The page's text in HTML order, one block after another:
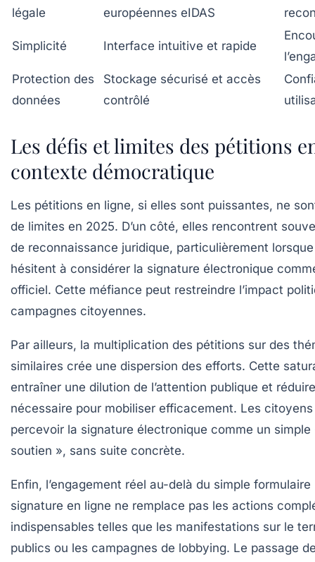
légale
européennes eIDAS
Simplicité Interface intuitive et rapide
Protection des
données
Stockage sécurisé et accès
contrôlé
Les défis et limites des pétitions
contexte démocratique
Les pétitions en ligne, si elles sont puissantes, ne
de limites en 2025. D’un côté, elles rencontrent
de reconnaissance juridique, particulièrement
hésitent à considérer la signature électronique
officiel. Cette méfiance peut restreindre l’impact
campagnes citoyennes.
Par ailleurs, la multiplication des pétitions sur des
similaires crée une dispersion des efforts. Cette
entraîner une dilution de l’attention publique et
nécessaire pour mobiliser efficacement. Les
percevoir la signature électronique comme un simple
soutien », sans suite concrète.
Enfin, l’engagement réel au-delà du simple
signature en ligne ne remplace pas les actions
indispensables telles que les manifestations sur le
publics ou les campagnes de lobbying. Le passage